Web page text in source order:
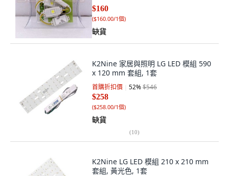
$160
($160.00/1個)
缺貨
K2Nine 家居與照明 LG LED 模組 590
x 120 mm 套組, 1套
首購折扣價 52%$546
$258
($258.00/1個)
缺貨
(10)
K2Nine LG LED 模組 210 x 210 mm
套組, 黃光色, 1套